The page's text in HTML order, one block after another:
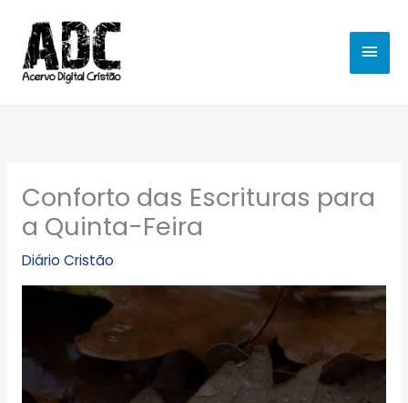
para
conteúdo
Conforto das Escrituras para
a Quinta-Feira
Diário Cristão